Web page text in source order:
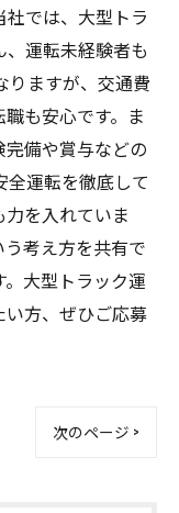
では、大型トラ
運転未経験者も
りますが、交通費
も安心です。ま
備や賞与などの
全運転を徹底して
を入れていま
考え方を共有で
大型トラック運
方、ぜひご応募
次のページ >